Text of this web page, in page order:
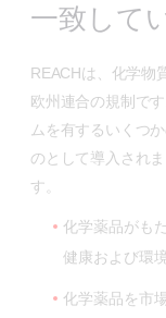
一致して
REACHは、化学物
欧州連合の規制で
ムを有するいくつ
のとして導入され
す。
化学薬品がも
健康および環
化学薬品を市